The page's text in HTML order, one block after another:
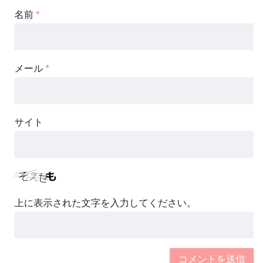
名前 *
メール *
サイト
上に表示された文字を入力してください。